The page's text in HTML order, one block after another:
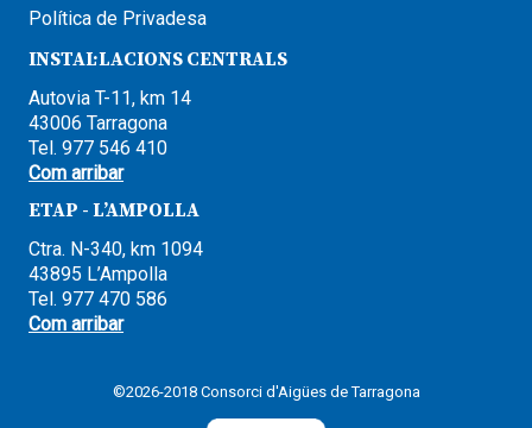
Política de Privadesa
INSTAL·LACIONS CENTRALS
Autovia T-11, km 14
43006 Tarragona
Tel. 977 546 410
Com arribar
ETAP - L’AMPOLLA
Ctra. N-340, km 1094
43895 L’Ampolla
Tel. 977 470 586
Com arribar
©2026-2018 Consorci d'Aigües de Tarragona